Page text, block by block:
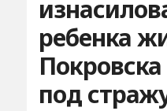
ребенка
под